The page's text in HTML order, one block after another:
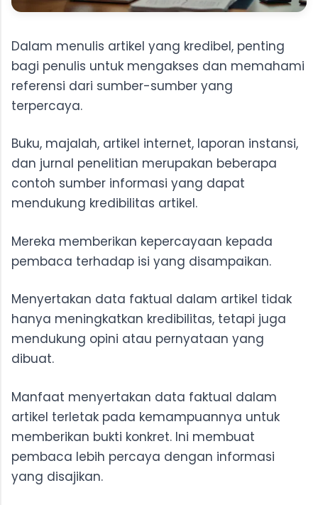
Dalam menulis artikel yang kredibel, penting
bagi penulis untuk mengakses dan memahami
referensi dari sumber-sumber yang
terpercaya.
Buku, majalah, artikel internet, laporan instansi,
dan jurnal penelitian merupakan beberapa
contoh sumber informasi yang dapat
mendukung kredibilitas artikel.
Mereka memberikan kepercayaan kepada
pembaca terhadap isi yang disampaikan.
Menyertakan data faktual dalam artikel tidak
hanya meningkatkan kredibilitas, tetapi juga
mendukung opini atau pernyataan yang
dibuat.
Manfaat menyertakan data faktual dalam
artikel terletak pada kemampuannya untuk
memberikan bukti konkret. Ini membuat
pembaca lebih percaya dengan informasi
yang disajikan.